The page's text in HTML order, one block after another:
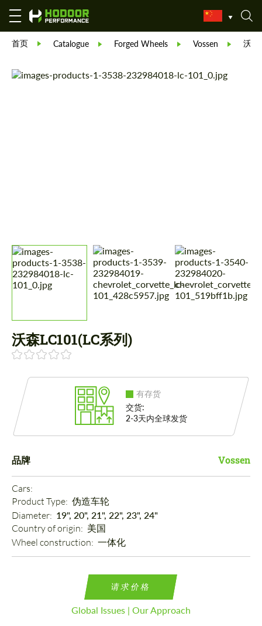
首页 Catalogue Forged Wheels Vossen 沃森
沃森LC101(LC系列)
有存货
交货:
2-3天内全球发货
品牌 Vossen
Cars:
Product Type: 伪造车轮
Diameter: 19", 20", 21", 22", 23", 24"
Country of origin: 美国
Wheel construction: 一体化
请求价格
Global Issues | Our Approach